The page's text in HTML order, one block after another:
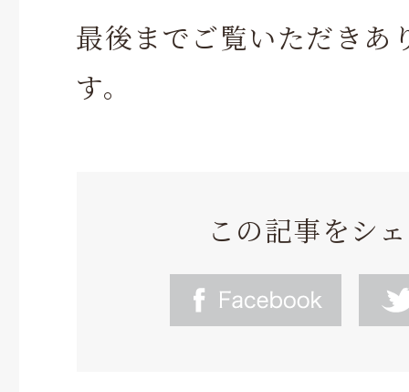
最後までご覧いただきあ
す。
この記事をシ